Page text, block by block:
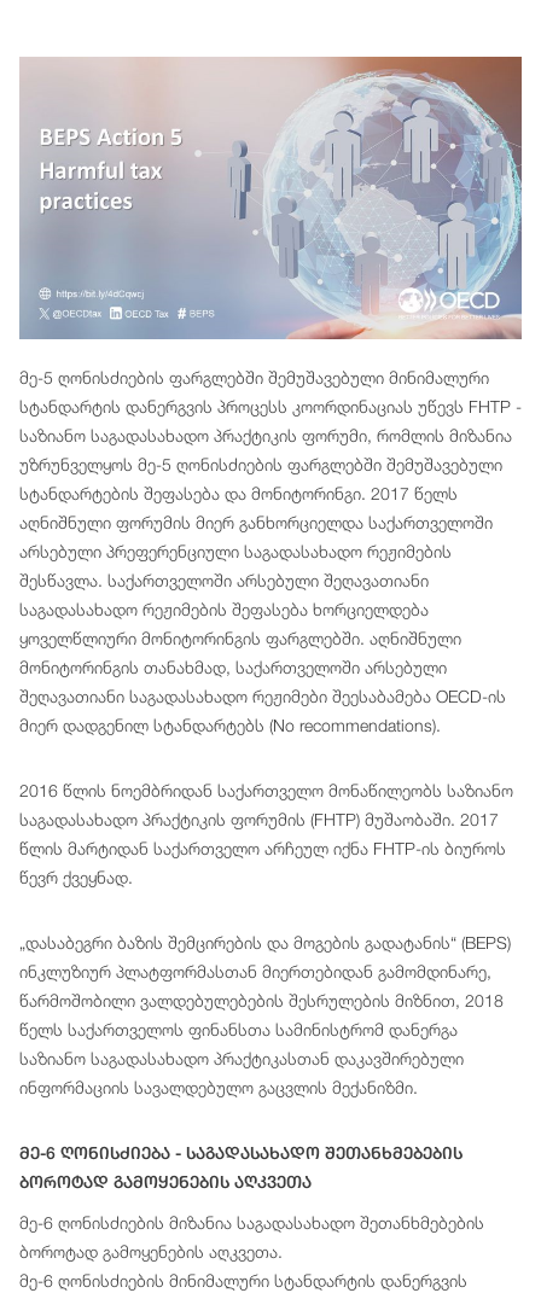
მე-5 ღონისძიების ფარგლებში შემუშავებული მინიმალური
სტანდარტის დანერგვის პროცესს კოორდინაციას უწევს FHTP -
საზიანო საგადასახადო პრაქტიკის ფორუმი, რომლის მიზანია
უზრუნველყოს მე-5 ღონისძიების ფარგლებში შემუშავებული
სტანდარტების შეფასება და მონიტორინგი. 2017 წელს
აღნიშნული ფორუმის მიერ განხორციელდა საქართველოში
არსებული პრეფერენციული საგადასახადო რეჟიმების
შესწავლა. საქართველოში არსებული შეღავათიანი
საგადასახადო რეჟიმების შეფასება ხორციელდება
ყოველწლიური მონიტორინგის ფარგლებში. აღნიშნული
მონიტორინგის თანახმად, საქართველოში არსებული
შეღავათიანი საგადასახადო რეჟიმები შეესაბამება OECD-ის
მიერ დადგენილ სტანდარტებს (No recommendations).
2016 წლის ნოემბრიდან საქართველო მონაწილეობს საზიანო
საგადასახადო პრაქტიკის ფორუმის (FHTP) მუშაობაში. 2017
წლის მარტიდან საქართველო არჩეულ იქნა FHTP-ის ბიუროს
წევრ ქვეყნად.
„დასაბეგრი ბაზის შემცირების და მოგების გადატანის“ (BEPS)
ინკლუზიურ პლატფორმასთან მიერთებიდან გამომდინარე,
წარმოშობილი ვალდებულებების შესრულების მიზნით, 2018
წელს საქართველოს ფინანსთა სამინისტრომ დანერგა
საზიანო საგადასახადო პრაქტიკასთან დაკავშირებული
ინფორმაციის სავალდებულო გაცვლის მექანიზმი.
Მე-6 Ღონისძიება - Საგადასახადო Შეთანხმებების
Ბოროტად Გამოყენების Აღკვეთა
მე-6 ღონისძიების მიზანია საგადასახადო შეთანხმებების
ბოროტად გამოყენების აღკვეთა.
მე-6 ღონისძიების მინიმალური სტანდარტის დანერგვის